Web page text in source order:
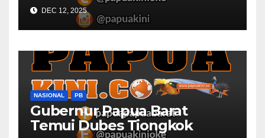
DEC 12, 2025
NASIONAL PB
Gubernur Papua Barat
Temui Dubes Tiongkok